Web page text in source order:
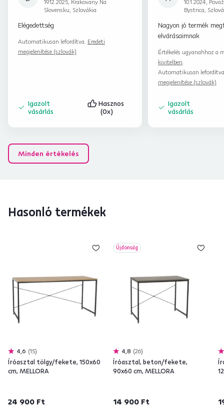
19.12.2025, Krakovany Na
Slovensku, Szlovákia
Elégedettség
Automatikusan lefordítva. Eredeti
megjelenítése (szlovák)
Igazolt
vásárlás
Hasznos
(0x)
10.1.2024,
Bystrica,
Nagyon jó termék
elvárásaimnak
Értékelés ugyanahhoz a
kivitelben.
Automatikusan
megjelenítése (szlovák)
Igazolt
vásárlás
Minden értékelés
Hasonló termékek
4,6 15
Íróasztal tölgy/fekete, 150x60
cm, MELLORA
24 900 Ft
Újdonság
4,8 26
Íróasztal, beton/fekete,
90x60 cm, MELLORA
14 900 Ft